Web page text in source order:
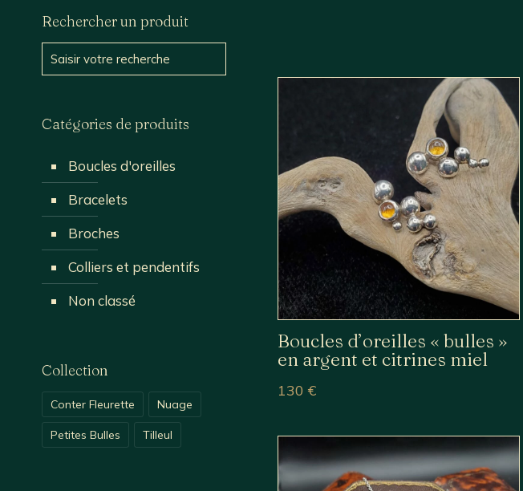
Boucles d’oreilles « bulles »
en argent et citrines miel
130€
Rechercher un produit
Catégories de produits
Boucles d'oreilles
Bracelets
Broches
Colliers et pendentifs
Non classé
Collection
Conter Fleurette Nuage
Petites Bulles Tilleul